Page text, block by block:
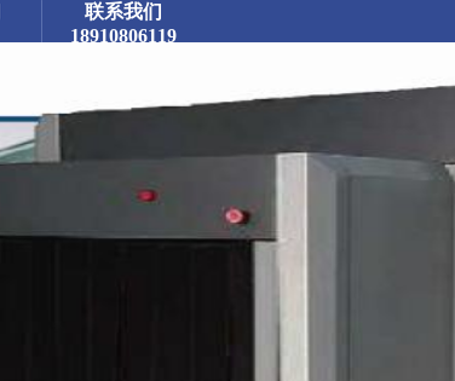
联系我们
18910806119